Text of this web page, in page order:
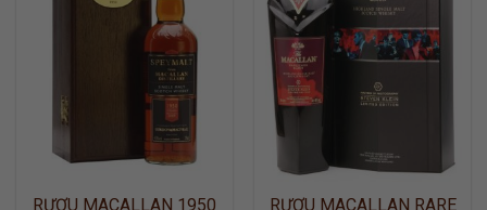
WISHLIST
RƯỢU MACALLAN 1950
WISHLIST
RƯỢU MACALLAN RARE